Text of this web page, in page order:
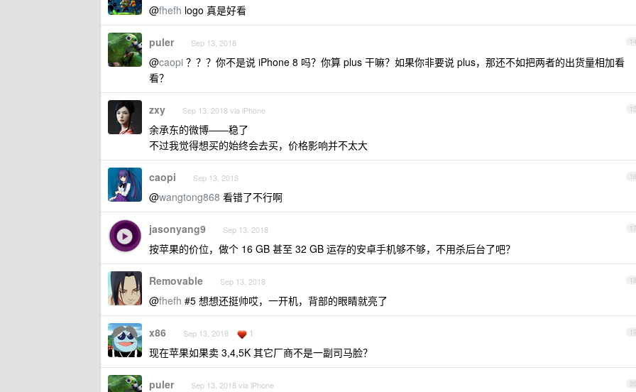
@fhefh logo 真是好看
14
puler Sep 13, 2018
@caopi ？？？你不是说 iPhone 8 吗？你算 plus 干嘛？如果你非要说 plus，那还不如把两者的出货量相加看
看？
15
zxy Sep 13, 2018 via iPhone
余承东的微博——稳了
不过我觉得想买的始终会去买，价格影响并不太大
16
caopi Sep 13, 2018
@wangtong868 看错了不行啊
17
jasonyang9 Sep 13, 2018
按苹果的价位，做个 16 GB 甚至 32 GB 运存的安卓手机够不够，不用杀后台了吧？
18
Removable Sep 13, 2018
@fhefh #5 想想还挺帅哎，一开机，背部的眼睛就亮了
19
x86 Sep 13, 2018 1
现在苹果如果卖 3,4,5K 其它厂商不是一副司马脸？
20
puler Sep 13, 2018 via iPhone